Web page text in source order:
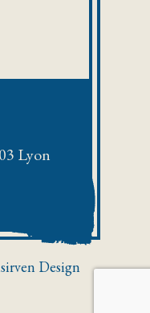
Lyon
Design